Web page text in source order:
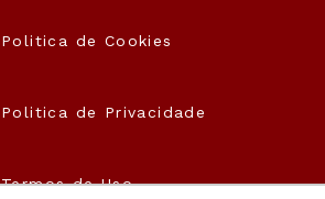
Politica de Cookies
Politica de Privacidade
Termos de Uso